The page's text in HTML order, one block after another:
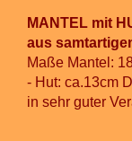
MANTEL mit
aus
Maße Mantel:
- Hut: ca.13cm
in sehr guter